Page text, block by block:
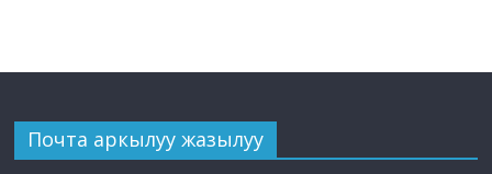
Почта аркылуу жазылуу